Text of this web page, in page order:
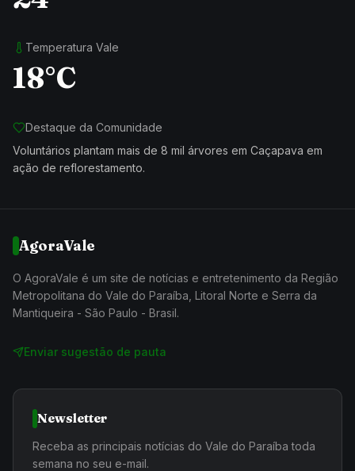
Temperatura Vale
18°C
Destaque da Comunidade
Voluntários plantam mais de 8 mil árvores em Caçapava em
ação de reflorestamento.
AgoraVale
O AgoraVale é um site de notícias e entretenimento da Região
Metropolitana do Vale do Paraíba, Litoral Norte e Serra da
Mantiqueira - São Paulo - Brasil.
Enviar sugestão de pauta
Newsletter
Receba as principais notícias do Vale do Paraíba toda
semana no seu e-mail.